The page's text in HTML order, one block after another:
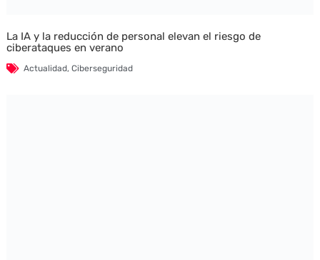
La IA y la reducción de personal elevan el riesgo de
ciberataques en verano
Actualidad, Ciberseguridad